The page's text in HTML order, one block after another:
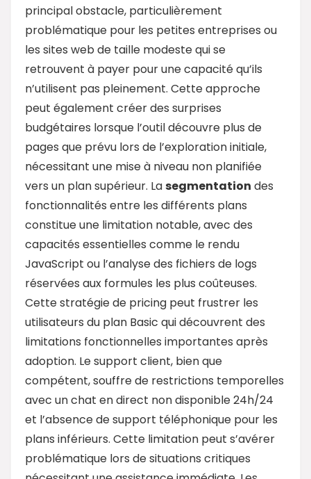
principal obstacle, particulièrement
problématique pour les petites entreprises ou
les sites web de taille modeste qui se
retrouvent à payer pour une capacité qu’ils
n’utilisent pas pleinement. Cette approche
peut également créer des surprises
budgétaires lorsque l’outil découvre plus de
pages que prévu lors de l’exploration initiale,
nécessitant une mise à niveau non planifiée
vers un plan supérieur. Lasegmentation des
fonctionnalités entre les différents plans
constitue une limitation notable, avec des
capacités essentielles comme le rendu
JavaScript ou l’analyse des fichiers de logs
réservées aux formules les plus coûteuses.
Cette stratégie de pricing peut frustrer les
utilisateurs du plan Basic qui découvrent des
limitations fonctionnelles importantes après
adoption. Le support client, bien que
compétent, souffre de restrictions temporelles
avec un chat en direct non disponible 24h/24
et l’absence de support téléphonique pour les
plans inférieurs. Cette limitation peut s’avérer
problématique lors de situations critiques